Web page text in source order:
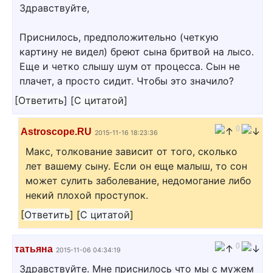
Здравствуйте,
Приснилось, предположительно (четкую
картину не видел) бреют сына бритвой на лысо.
Еще и четко слышу шум от процесса. Сын не
плачет, а просто сидит. Чтобы это значило?
[Ответить] [С цитатой]
Astroscope.RU 2015-11-16 18:23:36 0
Макс, толкование зависит от того, сколько
лет вашему сыну. Если он еще малыш, то сон
может сулить заболевание, недомогание либо
некий плохой проступок.
[Ответить] [С цитатой]
татьяна 2015-11-06 04:34:19 0
Здравствуйте. Мне приснилось что мы с мужем